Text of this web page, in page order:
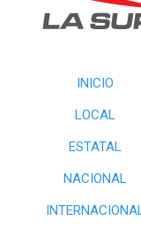
INICIO
LOCAL
ESTATAL
NACIONAL
INTERNACIONAL